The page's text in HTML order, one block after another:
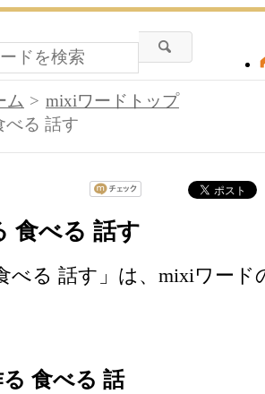
ム
mixiワードトップ
べる 話す
食べる 話す
べる 話す」は、mixiワード
る 食べる 話